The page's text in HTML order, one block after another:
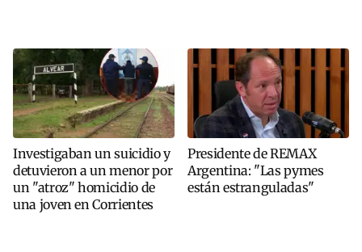
Investigaban un suicidio y
detuvieron a un menor por
un "atroz" homicidio de
una joven en Corrientes
Presidente de REMAX
Argentina: "Las pymes
están estranguladas"